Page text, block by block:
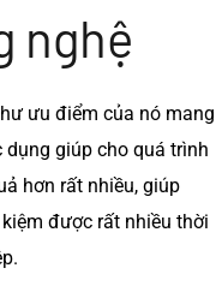
nghệ
ưu điểm của nó mang
dụng giúp cho quá trình
hơn rất nhiều, giúp
được rất nhiều thời